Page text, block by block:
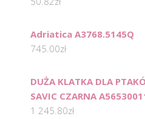
Adriatica A3768.5145Q
745.00zł
DUŻA KLATKA DLA
SAVIC CZARNA
1 245.80zł